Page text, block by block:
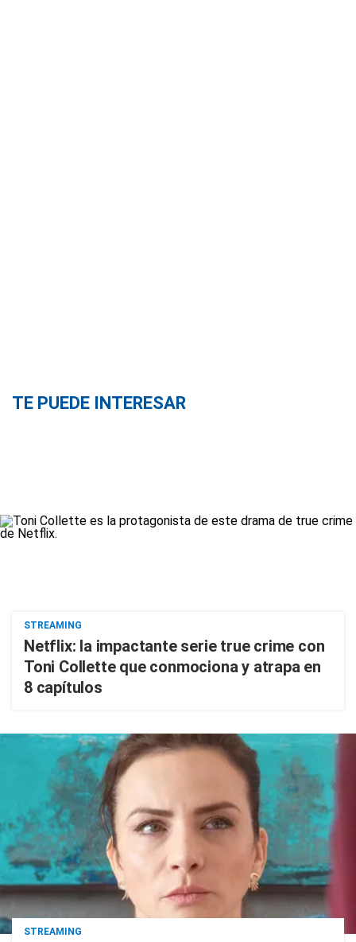
TE PUEDE INTERESAR
STREAMING
Netflix: la impactante serie true crime con
Toni Collette que conmociona y atrapa en
8 capítulos
STREAMING